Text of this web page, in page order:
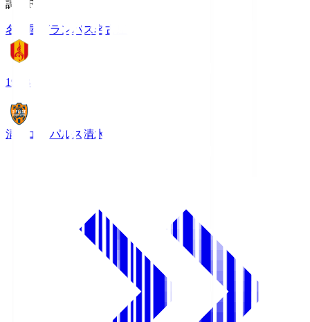
調布FM
名古屋グランパス名古屋
19:03
清水エスパルス 清水